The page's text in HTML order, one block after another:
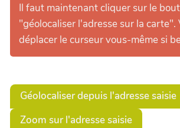
Il faut maintenant cliquer sur le
"géolocaliser l'adresse sur la carte".
déplacer le curseur vous-même si
Géolocaliser depuis l'adresse saisie
Zoom sur l'adresse saisie